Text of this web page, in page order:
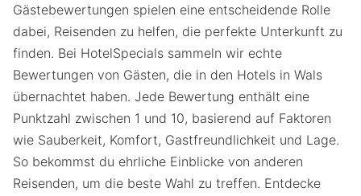
Gästebewertungen spielen eine entscheidende Rolle
dabei, Reisenden zu helfen, die perfekte Unterkunft zu
finden. Bei HotelSpecials sammeln wir echte
Bewertungen von Gästen, die in den Hotels in Wals
übernachtet haben. Jede Bewertung enthält eine
Punktzahl zwischen 1 und 10, basierend auf Faktoren
wie Sauberkeit, Komfort, Gastfreundlichkeit und Lage.
So bekommst du ehrliche Einblicke von anderen
Reisenden, um die beste Wahl zu treffen. Entdecke